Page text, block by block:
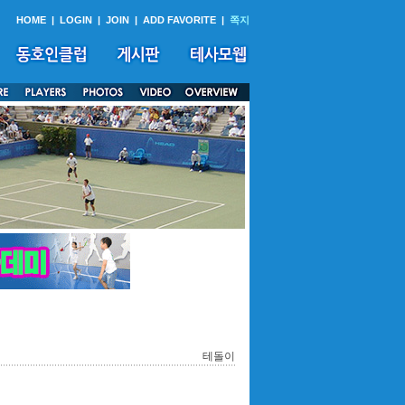
HOME | LOGIN | JOIN | ADD FAVORITE | 쪽지
테돌이